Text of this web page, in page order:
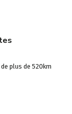
plus de 520km